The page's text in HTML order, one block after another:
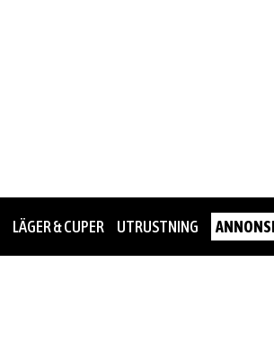
LÄGER & CUPER UTRUSTNING